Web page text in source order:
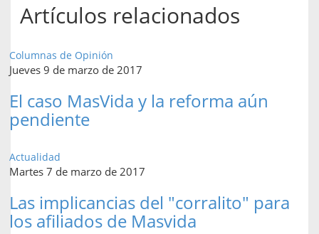
Artículos relacionados
Columnas de Opinión
Jueves 9 de marzo de 2017
El caso MasVida y la reforma aún
pendiente
Actualidad
Martes 7 de marzo de 2017
Las implicancias del "corralito" para
los afiliados de Masvida